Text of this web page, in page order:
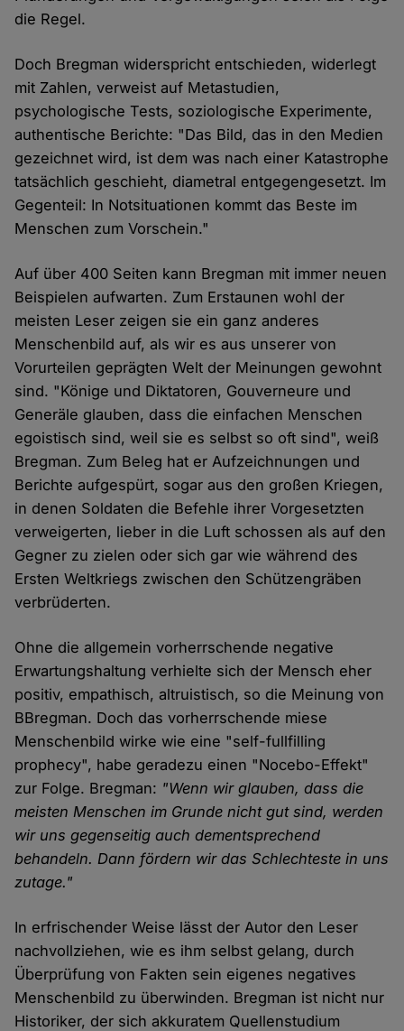
die Regel.
Doch Bregman widerspricht entschieden, widerlegt
mit Zahlen, verweist auf Metastudien,
psychologische Tests, soziologische Experimente,
authentische Berichte: "Das Bild, das in den Medien
gezeichnet wird, ist dem was nach einer Katastrophe
tatsächlich geschieht, diametral entgegengesetzt. Im
Gegenteil: In Notsituationen kommt das Beste im
Menschen zum Vorschein."
Auf über 400 Seiten kann Bregman mit immer neuen
Beispielen aufwarten. Zum Erstaunen wohl der
meisten Leser zeigen sie ein ganz anderes
Menschenbild auf, als wir es aus unserer von
Vorurteilen geprägten Welt der Meinungen gewohnt
sind. "Könige und Diktatoren, Gouverneure und
Generäle glauben, dass die einfachen Menschen
egoistisch sind, weil sie es selbst so oft sind", weiß
Bregman. Zum Beleg hat er Aufzeichnungen und
Berichte aufgespürt, sogar aus den großen Kriegen,
in denen Soldaten die Befehle ihrer Vorgesetzten
verweigerten, lieber in die Luft schossen als auf den
Gegner zu zielen oder sich gar wie während des
Ersten Weltkriegs zwischen den Schützengräben
verbrüderten.
Ohne die allgemein vorherrschende negative
Erwartungshaltung verhielte sich der Mensch eher
positiv, empathisch, altruistisch, so die Meinung von
BBregman. Doch das vorherrschende miese
Menschenbild wirke wie eine "self-fullfilling
prophecy", habe geradezu einen "Nocebo-Effekt"
zur Folge. Bregman: "Wenn wir glauben, dass die
meisten Menschen im Grunde nicht gut sind, werden
wir uns gegenseitig auch dementsprechend
behandeln. Dann fördern wir das Schlechteste in uns
zutage."
In erfrischender Weise lässt der Autor den Leser
nachvollziehen, wie es ihm selbst gelang, durch
Überprüfung von Fakten sein eigenes negatives
Menschenbild zu überwinden. Bregman ist nicht nur
Historiker, der sich akkuratem Quellenstudium